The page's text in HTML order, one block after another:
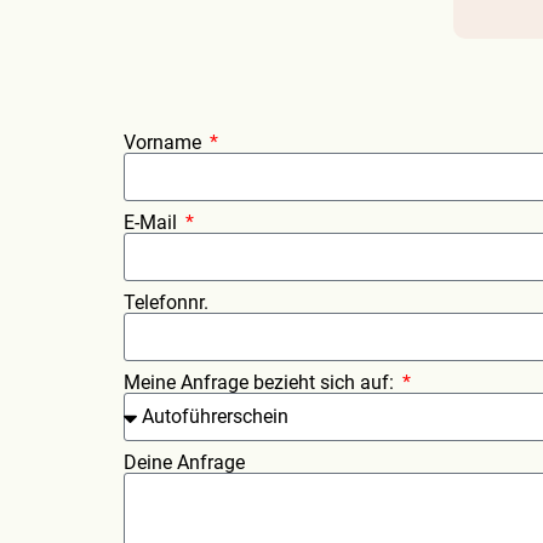
Vorname
E-Mail
Telefonnr.
Meine Anfrage bezieht sich auf:
Deine Anfrage